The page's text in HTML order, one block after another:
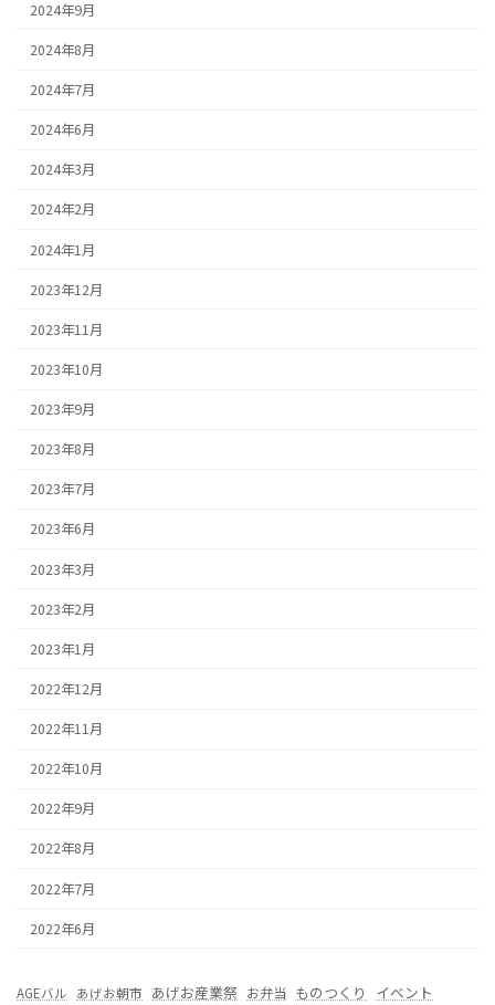
2024年9月
2024年8月
2024年7月
2024年6月
2024年3月
2024年2月
2024年1月
2023年12月
2023年11月
2023年10月
2023年9月
2023年8月
2023年7月
2023年6月
2023年3月
2023年2月
2023年1月
2022年12月
2022年11月
2022年10月
2022年9月
2022年8月
2022年7月
2022年6月
AGEバル あげお朝市 あげお産業祭 お弁当 ものつくり イベント